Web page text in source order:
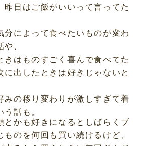
日はご飯がいいって言ってた
分によって食べたいものが変わ
、
きはものすごく喜んで食べてた
に出したときは好きじゃないと
みの移り変わりが激しすぎて着
話も。
とかも好きになるとしばらくブ
のを何回も買い続けるけど、